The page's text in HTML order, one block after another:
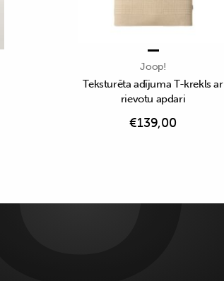
Joop!
Teksturēta adījuma T-krekls ar
rievotu apdari
€139,00